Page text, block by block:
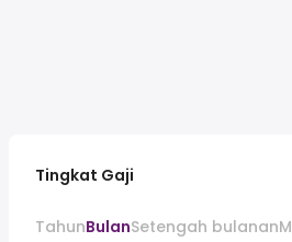
Tingkat Gaji
TahunBulanSetengah bulanan